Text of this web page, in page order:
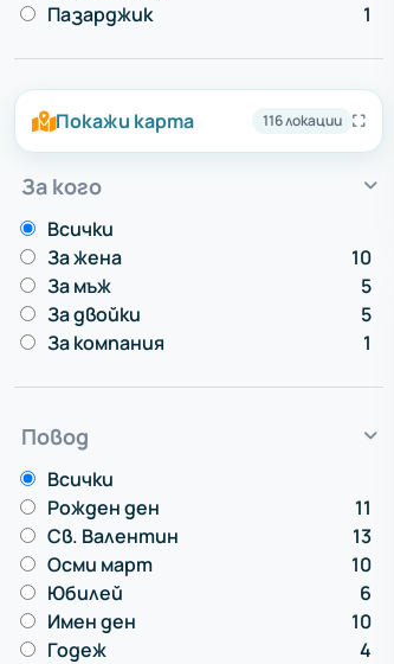
Пазарджик
1
Покажи карта 116 локации
За кого
Всички
За жена
10
За мъж
5
За двойки
5
За компания
1
Повод
Всички
Рожден ден
11
Св. Валентин
13
Осми март
10
Юбилей
6
Имен ден
10
Годеж
4